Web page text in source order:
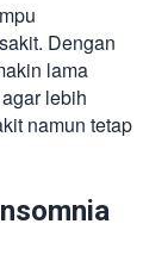
Dengan
lama
lebih
namun tetap